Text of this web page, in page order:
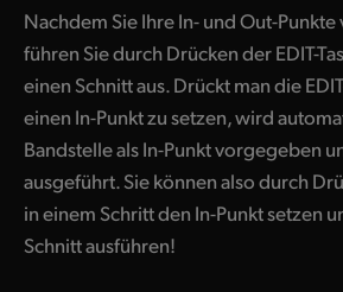
Nachdem Sie Ihre In- und Out-
führen Sie durch Drücken der EDIT-
einen Schnitt aus. Drückt man die
einen In-Punkt zu setzen, wird
Bandstelle als In-Punkt vorgegeben
ausgeführt. Sie können also durch
in einem Schritt den In-Punkt setzen
Schnitt ausführen!